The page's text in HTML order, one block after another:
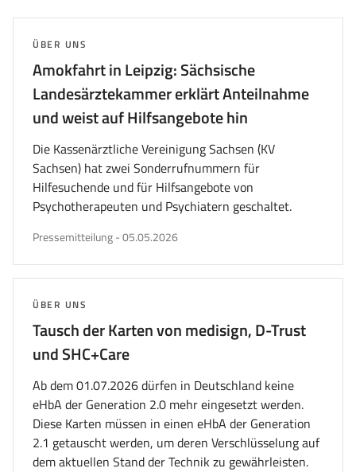
Seite
wechseln
Seite
Seite
Seite
Amokfahrt in Leipzig: Sächsische
Landesärztekammer erklärt Anteilnahme
und weist auf Hilfsangebote hin
THEMA:
ÜBER UNS
Die Kassenärztliche Vereinigung Sachsen (KV
Sachsen) hat zwei Sonderrufnummern für
Hilfesuchende und für Hilfsangebote von
Psychotherapeuten und Psychiatern geschaltet.
Pressemitteilungveröffentlicht
-05.05.2026
Tausch der Karten von medisign, D-Trust
und SHC+Care
THEMA:
ÜBER UNS
Ab dem 01.07.2026 dürfen in Deutschland keine
eHbA der Generation 2.0 mehr eingesetzt werden.
Diese Karten müssen in einen eHbA der Generation
2.1 getauscht werden, um deren Verschlüsselung auf
dem aktuellen Stand der Technik zu gewährleisten.